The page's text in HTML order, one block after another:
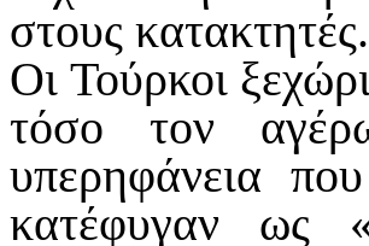
στους κατακτητές.
Οι Τούρκοι
τόσο τον
υπερηφάνεια
κατέφυγαν ως